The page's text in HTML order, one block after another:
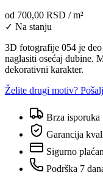
od 700,00 RSD / m²
✓ Na stanju
3D fotografije 054 je
naglasiti osećaj dubine.
dekorativni karakter.
Želite drugi motiv?
Brza isporuka
Garancija
Sigurno
Podrška 7